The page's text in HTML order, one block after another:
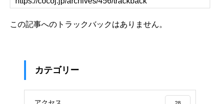
この記事へのトラックバックはありません。
カテゴリー
アクセス 28